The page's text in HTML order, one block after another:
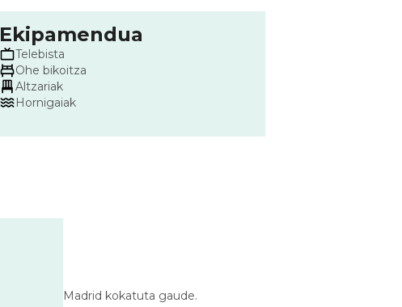
Ekipamendua
Telebista
Ohe bikoitza
Altzariak
Hornigaiak
Madrid kokatuta gaude.